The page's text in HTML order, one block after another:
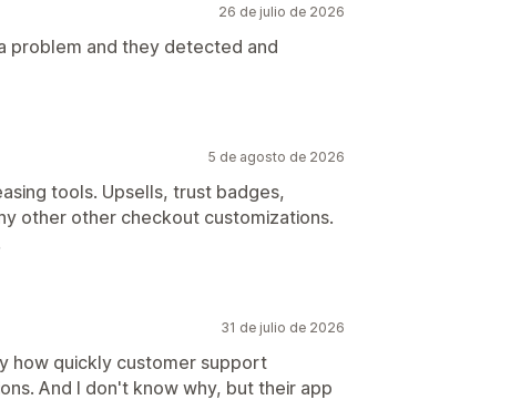
26 de julio de 2026
problem and they detected and
5 de agosto de 2026
tools. Upsells, trust badges,
other other checkout customizations.
31 de julio de 2026
how quickly customer support
And I don't know why, but their app